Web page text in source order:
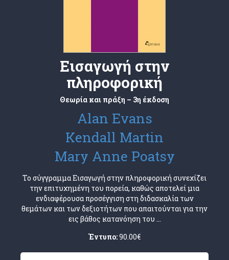
Εισαγωγή στην
πληροφορική
Θεωρία και πράξη – 3η έκδοση
Alan Evans
Kendall Martin
Mary Anne Poatsy
Το σύγγραμμα Εισαγωγή στην πληροφορική συνεχίζει
την επιτυχημένη του πορεία, καθώς αποτελεί μια
ενδιαφέρουσα προσέγγιση στη διδασκαλία των
θεμάτων και των δεξιοτήτων που απαιτούνται για την
εις βάθος κατανόηση του ...
Έντυπο:90.00€